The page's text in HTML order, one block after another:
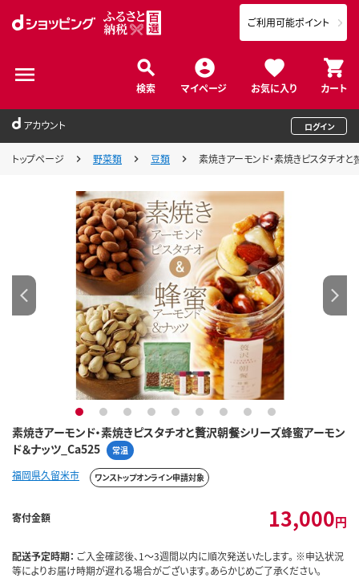
検索 マイページ お気に入り カート
ご利用可能ポイント
アカウント ログイン
トップページ 野菜類 豆類 素焼きアーモンド・素焼きピスタチオ
素焼きアーモンド・素焼きピスタチオと贅沢朝餐シリーズ蜂蜜アーモン
ド＆ナッツ_Ca525
常温
1 2 3 4 5 6 7 8 9
福岡県久留米市 ワンストップオンライン申請対象
寄付金額 13,000円
配送予定時期： ご入金確認後、1～3週間以内に順次発送いたします。 ※申込状況
等によりお届け時期が遅れる場合がございます。あらかじめご了承ください。